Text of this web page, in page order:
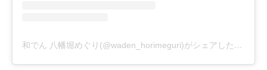
和でん 八幡堀めぐり(@waden_horimeguri)がシェアした投稿